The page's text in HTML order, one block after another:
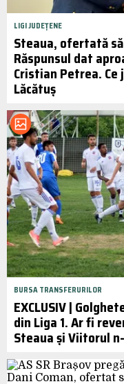
LIGI JUDEȚENE
Steaua, ofertată
Răspunsul dat
Cristian Petrea.
Lăcătuș
BURSA TRANSFERURILOR
EXCLUSIV |
din Liga 1. Ar fi
Steaua și Viitorul